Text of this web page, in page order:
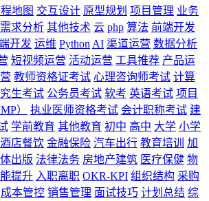
地图 交互设计 原型规划 项目管理 业务
需求分析 其他技术 云 php 算法 前端开发
开发 运维 Python AI 渠道运营 数据分析
短视频运营 活动运营 工具推荐 产品运
教师资格证考试 心理咨询师考试 计算
生考试 公务员考试 软考 英语考试 项目
）
执业医师资格考试 会计职称考试 建
学前教育 其他教育 初中 高中 大学 小学
酒店餐饮 金融保险 汽车出行 教育培训
加
出版 法律法务 房地产建筑 医疗保健 物
提升 入职离职 OKR-KPI 组织结构 采购
成本管控 销售管理 面试技巧 计划总结 综